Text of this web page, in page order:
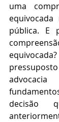
uma
pública. E
decisão